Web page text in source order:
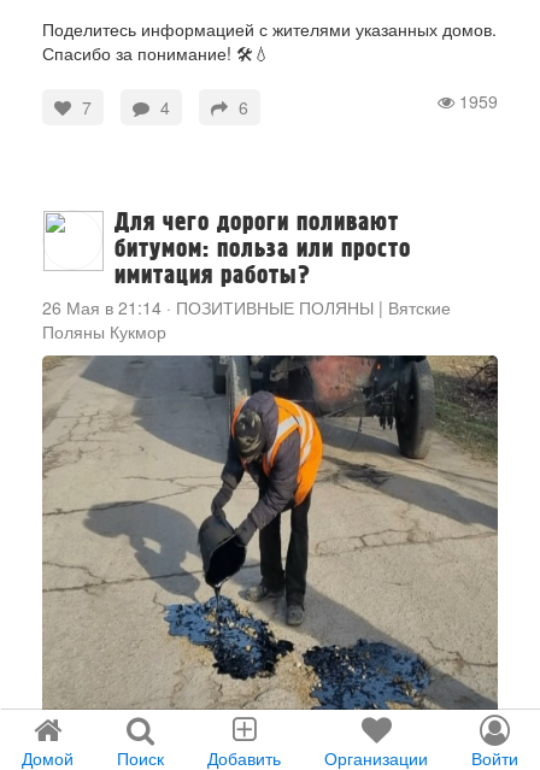
Домой Поиск Добавить Организации Войти
Поделитесь информацией с жителями указанных домов.
Спасибо за понимание! 🛠️💧
1959
7 4 6
Для чего дороги поливают
битумом: польза или просто
имитация работы?
26 Мая в 21:14 · ПОЗИТИВНЫЕ ПОЛЯНЫ | Вятские
Поляны Кукмор